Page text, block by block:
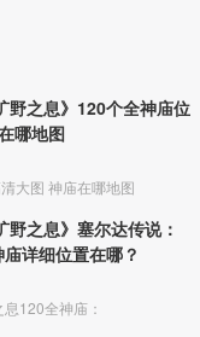
野之息》120个全神庙位
哪地图
大图 神庙在哪地图
野之息》塞尔达传说：
详细位置在哪？
120全神庙：